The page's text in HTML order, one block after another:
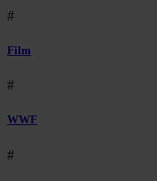
#
Film
#
WWF
#